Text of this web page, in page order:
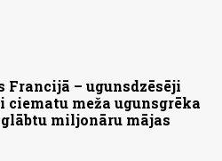
Francijā – ugunsdzēsēji
ciematu meža ugunsgrēka
miljonāru mājas